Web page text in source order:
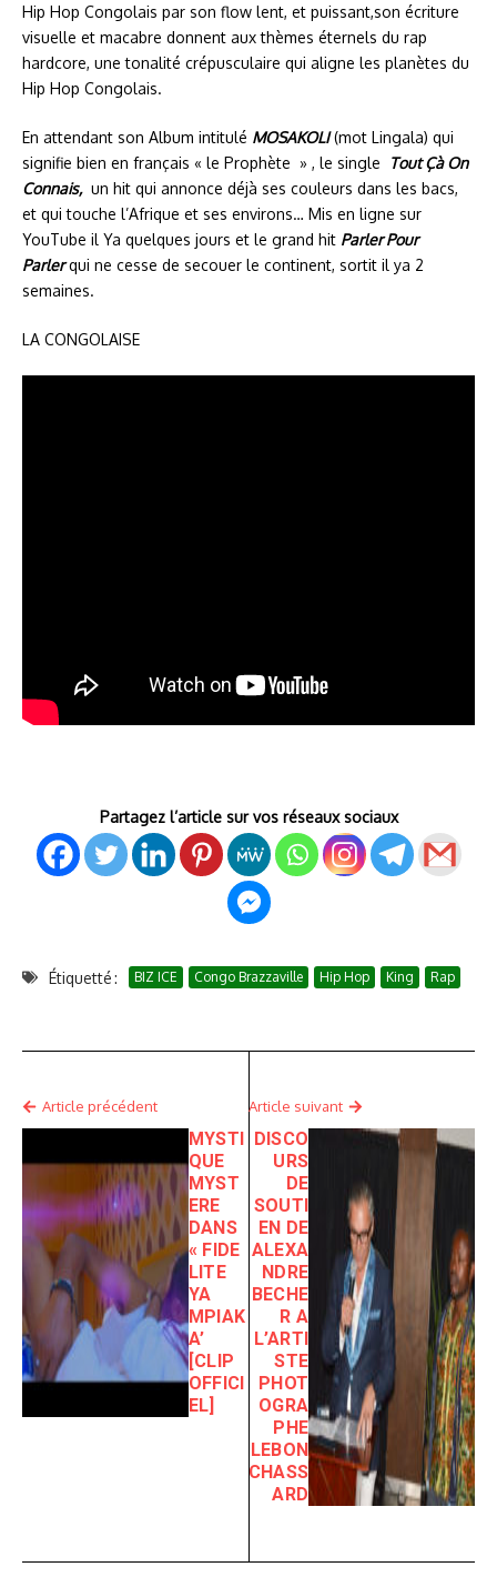
Hip Hop Congolais par son flow lent, et puissant,son écriture
visuelle et macabre donnent aux thèmes éternels du rap
hardcore, une tonalité crépusculaire qui aligne les planètes du
Hip Hop Congolais.
En attendant son Album intitulé MOSAKOLI(mot Lingala) qui
signifie bien en français « le Prophète » , le single
Tout Çà On
Connais,un hit qui annonce déjà ses couleurs dans les bacs,
et qui touche l’Afrique et ses environs… Mis en ligne sur
YouTube il Ya quelques jours et le grand hit Parler Pour
Parlerqui ne cesse de secouer le continent, sortit il ya 2
semaines.
LA CONGOLAISE
Partagez l’article sur vos réseaux sociaux
Étiquetté : BIZ ICE Congo Brazzaville Hip Hop King Rap
Article précédent
MYSTI
QUE
MYST
ERE
DANS
« FIDE
LITE
YA
MPIAK
A’
[CLIP
OFFICI
EL]
Article suivant
DISCO
URS
DE
SOUTI
EN DE
ALEXA
NDRE
BECHE
R A
L’ARTI
STE
PHOT
OGRA
PHE
LEBON
CHASS
ARD